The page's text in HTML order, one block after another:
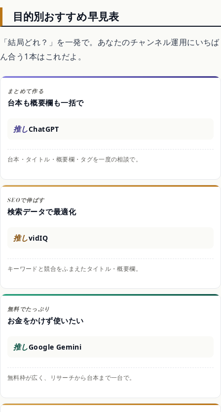
目的別おすすめ早見表
「結局どれ？」を一発で。あなたのチャンネル運用にいちば
ん合う1本はこれだよ。
まとめて作る
台本も概要欄も一括で
推しChatGPT
台本・タイトル・概要欄・タグを一度の相談で。
SEOで伸ばす
検索データで最適化
推しvidIQ
キーワードと競合をふまえたタイトル・概要欄。
無料でたっぷり
お金をかけず使いたい
推しGoogle Gemini
無料枠が広く、リサーチから台本まで一台で。